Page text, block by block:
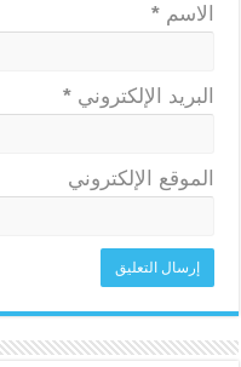
الاسم*
البريد الإلكتروني*
الموقع الإلكتروني